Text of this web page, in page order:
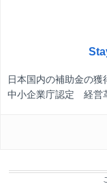
日本国内の補助金の獲
中小企業庁認定 経営